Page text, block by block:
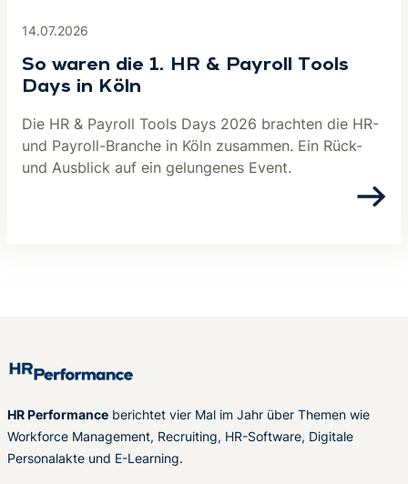
14.07.2026
So waren die 1. HR & Payroll Tools
Days in Köln
Die HR & Payroll Tools Days 2026 brachten die HR-
und Payroll-Branche in Köln zusammen. Ein Rück-
und Ausblick auf ein gelungenes Event.
HR Performance berichtet vier Mal im Jahr über Themen wie
Workforce Management, Recruiting, HR-Software, Digitale
Personalakte und E-Learning.